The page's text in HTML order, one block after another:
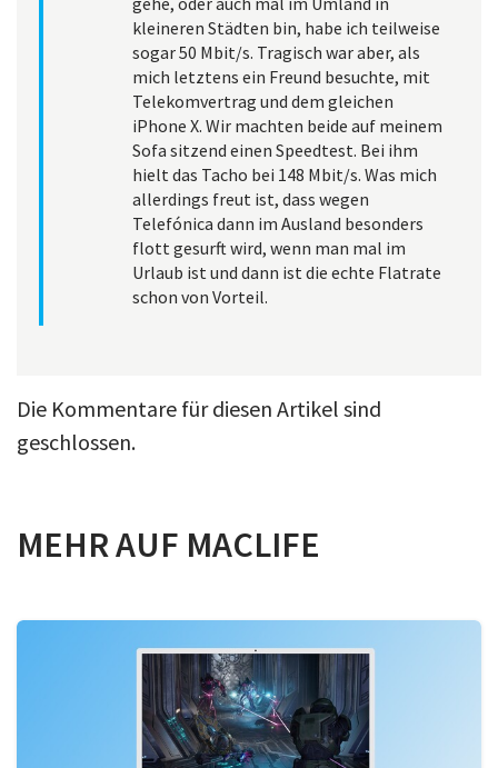
kleineren Städten bin, habe ich teilweise
sogar 50 Mbit/s. Tragisch war aber, als
mich letztens ein Freund besuchte, mit
Telekomvertrag und dem gleichen
iPhone X. Wir machten beide auf meinem
Sofa sitzend einen Speedtest. Bei ihm
hielt das Tacho bei 148 Mbit/s. Was mich
allerdings freut ist, dass wegen
Telefónica dann im Ausland besonders
flott gesurft wird, wenn man mal im
Urlaub ist und dann ist die echte Flatrate
schon von Vorteil.
Die Kommentare für diesen Artikel sind
geschlossen.
MEHR AUF MACLIFE